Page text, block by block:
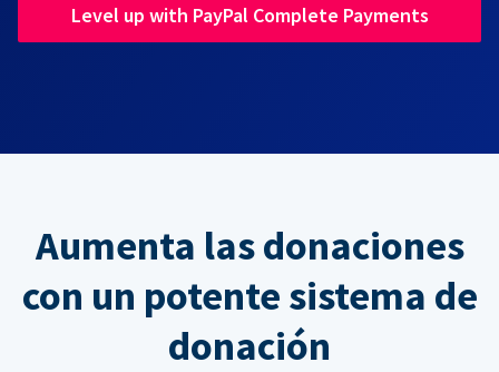
Level up with PayPal Complete Payments
Aumenta las donaciones
con un potente sistema de
donación